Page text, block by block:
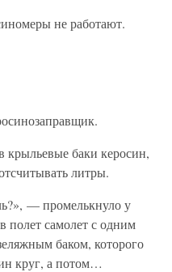
не работают.
крыльевые баки керосин,
литры.
— промелькнуло у
полет самолет с одним
баком, которого
круг, а потом…